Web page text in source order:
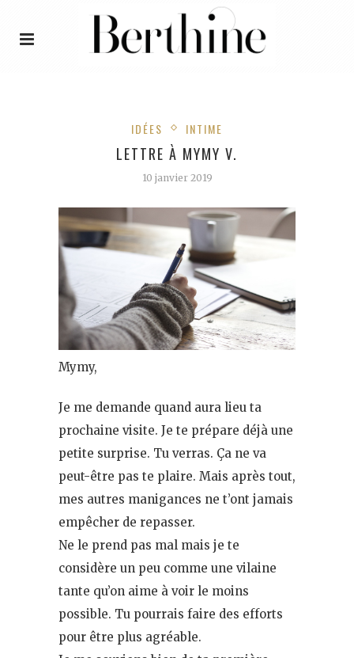
IDÉES INTIME
LETTRE À MYMY V.
10 janvier 2019
Mymy,
Je me demande quand aura lieu ta
prochaine visite. Je te prépare déjà une
petite surprise. Tu verras. Ça ne va
peut-être pas te plaire. Mais après tout,
mes autres manigances ne t’ont jamais
empêcher de repasser.
Ne le prend pas mal mais je te
considère un peu comme une vilaine
tante qu’on aime à voir le moins
possible. Tu pourrais faire des efforts
pour être plus agréable.